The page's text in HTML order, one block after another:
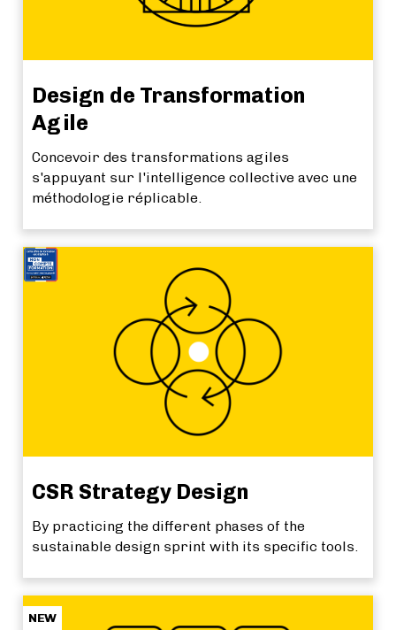
Design de Transformation
Agile
Concevoir des transformations agiles
s'appuyant sur l'intelligence collective avec une
méthodologie réplicable.
CSR Strategy Design
By practicing the different phases of the
sustainable design sprint with its specific tools.
NEW